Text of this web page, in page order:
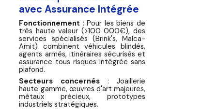
avec Assurance Intégrée
Fonctionnement : Pour les biens de
très haute valeur (>100 000€), des
services spécialisés (Brink's, Malca-
Amit) combinent véhicules blindés,
agents armés, itinéraires sécurisés et
assurance tous risques intégrée sans
plafond.
Secteurs concernés : Joaillerie
haute gamme, œuvres d'art majeures,
métaux précieux, prototypes
industriels stratégiques.